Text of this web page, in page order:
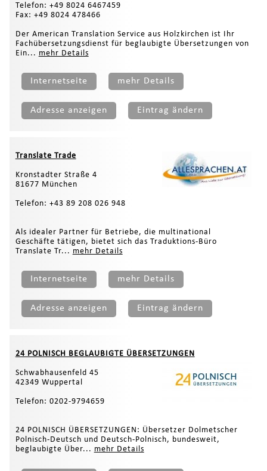
Telefon: +49 8024 6467459
Fax: +49 8024 478466
Der American Translation Service aus Holzkirchen ist Ihr
Fachübersetzungsdienst für beglaubigte Übersetzungen von
Ein... mehr Details
Internetseite mehr Details
Adresse anzeigen Eintrag ändern
Translate Trade
Kronstadter Straße 4
81677 München
Telefon: +43 89 208 026 948
Als idealer Partner für Betriebe, die multinational
Geschäfte tätigen, bietet sich das Traduktions-Büro
Translate Tr... mehr Details
Internetseite mehr Details
Adresse anzeigen Eintrag ändern
24 POLNISCH BEGLAUBIGTE ÜBERSETZUNGEN
Schwabhausenfeld 45
42349 Wuppertal
Telefon: 0202-9794659
24 POLNISCH ÜBERSETZUNGEN: Übersetzer Dolmetscher
Polnisch-Deutsch und Deutsch-Polnisch, bundesweit,
beglaubigte Über... mehr Details